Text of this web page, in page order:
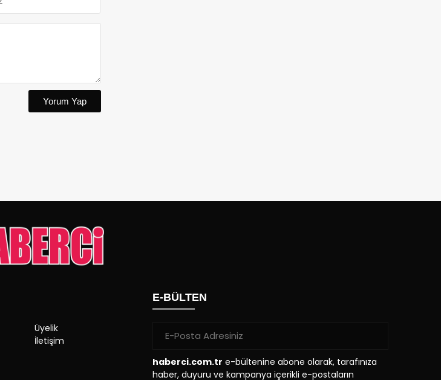
Yorum Yap
Üyelik
İletişim
E-BÜLTEN
haberci.com.tr e-bültenine abone olarak, tarafınıza
haber, duyuru ve kampanya içerikli e-postaların